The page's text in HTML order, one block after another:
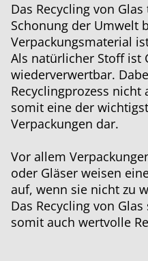
Das Recycling von
Schonung der Umwelt
Verpackungsmaterial
Als natürlicher Stoff ist
wiederverwertbar.
Recyclingprozess
somit eine der
Verpackungen dar.
Vor allem
oder Gläser weisen
auf, wenn sie nicht zu
Das Recycling von
somit auch wertvolle